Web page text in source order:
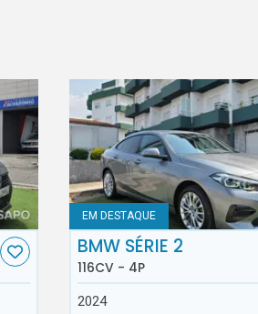
EM DESTAQUE
BMW SÉRIE 2
116CV - 4P
2024